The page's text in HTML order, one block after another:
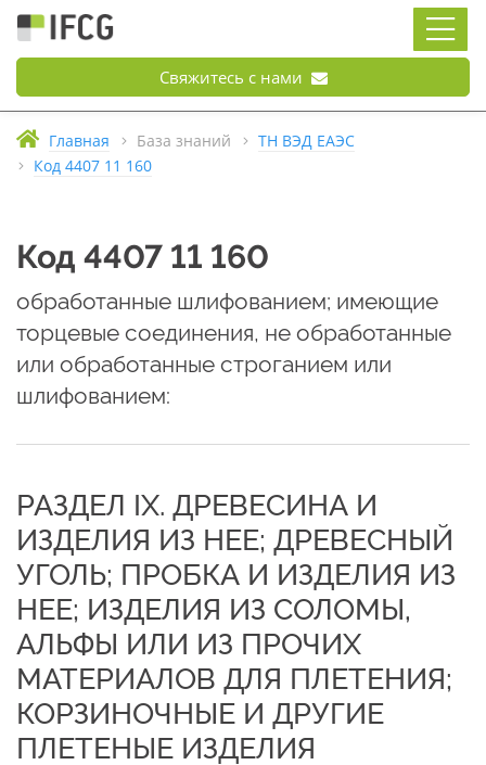
Свяжитесь с нами
Главная База знаний
ТН ВЭД ЕАЭС
Код 4407 11 160
Код 4407 11 160
обработанные шлифованием; имеющие
торцевые соединения, не обработанные
или обработанные строганием или
шлифованием:
РАЗДЕЛ IX. ДРЕВЕСИНА И
ИЗДЕЛИЯ ИЗ НЕЕ; ДРЕВЕСНЫЙ
УГОЛЬ; ПРОБКА И ИЗДЕЛИЯ ИЗ
НЕЕ; ИЗДЕЛИЯ ИЗ СОЛОМЫ,
АЛЬФЫ ИЛИ ИЗ ПРОЧИХ
МАТЕРИАЛОВ ДЛЯ ПЛЕТЕНИЯ;
КОРЗИНОЧНЫЕ И ДРУГИЕ
ПЛЕТЕНЫЕ ИЗДЕЛИЯ